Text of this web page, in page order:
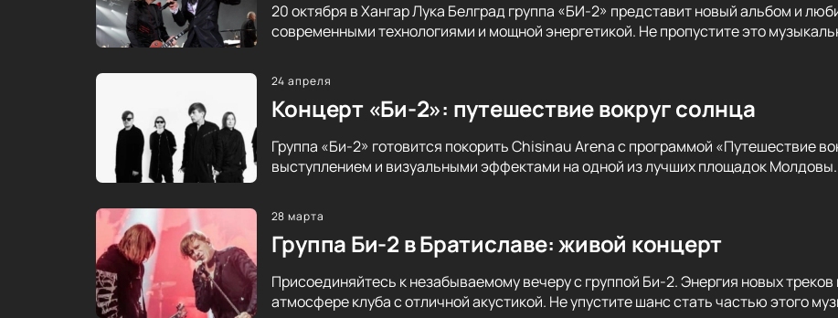
20 октября в Хангар Лука Белград группа «БИ-2» представит новый альбом и
современными технологиями и мощной энергетикой. Не пропустите это
24 апреля
Концерт «Би-2»: путешествие вокруг солнца
Группа «Би-2» готовится покорить Chisinau Arena с программой «Путешествие
выступлением и визуальными эффектами на одной из лучших площадок
28 марта
Группа Би-2 в Братиславе: живой концерт
Присоединяйтесь к незабываемому вечеру с группой Би-2. Энергия новых
атмосфере клуба с отличной акустикой. Не упустите шанс стать частью этого